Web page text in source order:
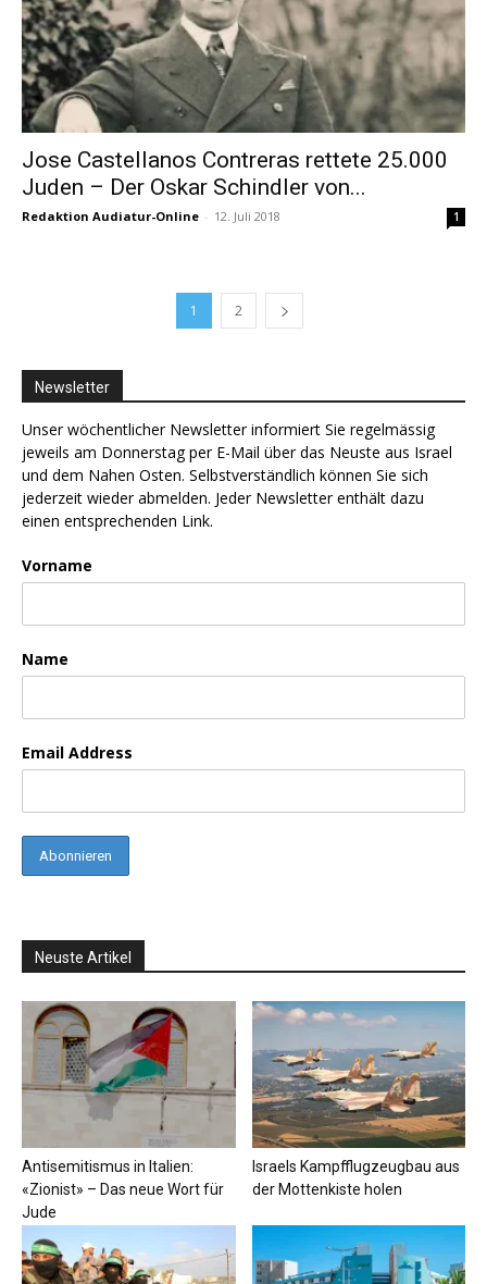
Jose Castellanos Contreras rettete 25.000
Juden – Der Oskar Schindler von...
Redaktion Audiatur-Online - 12. Juli 2018 1
1 2
Newsletter
Unser wöchentlicher Newsletter informiert Sie regelmässig
jeweils am Donnerstag per E-Mail über das Neuste aus Israel
und dem Nahen Osten. Selbstverständlich können Sie sich
jederzeit wieder abmelden. Jeder Newsletter enthält dazu
einen entsprechenden Link.
Vorname
Name
Email Address
Neuste Artikel
Antisemitismus in Italien:
«Zionist» – Das neue Wort für
Jude
Israels Kampfflugzeugbau aus
der Mottenkiste holen